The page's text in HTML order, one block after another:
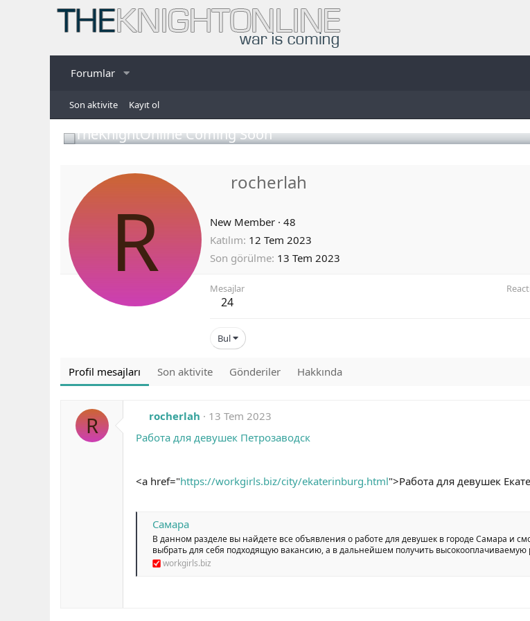
Forumlar
Son aktivite Kayıt ol
TheKnightOnline Coming Soon
R
rocherlah
New Member · 48
Katılım 12 Tem 2023
Son görülme 13 Tem 2023
Mesajlar
24
Bul
Profil mesajları Son aktivite Gönderiler Hakkında
R rocherlah
13 Tem 2023
Работа для девушек Петрозаводск
<a href="https://workgirls.biz/city/ekaterinburg.html">Работа для девушек
Самара
В данном разделе вы найдете все объявления о работе для девушек в городе Самара и
выбрать для себя подходящую вакансию, а в дальнейшем получить высокооплачиваемую
workgirls.biz